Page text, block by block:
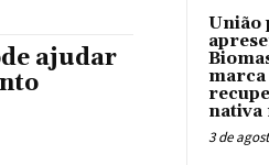
ajudar
União
marca
nativa
3 de